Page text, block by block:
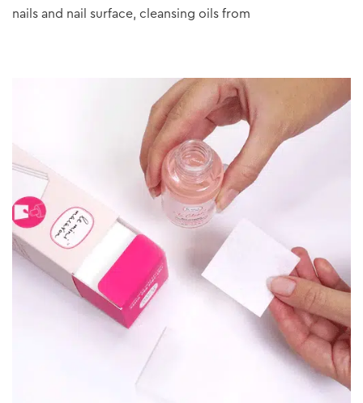
nails and nail surface, cleansing oils from